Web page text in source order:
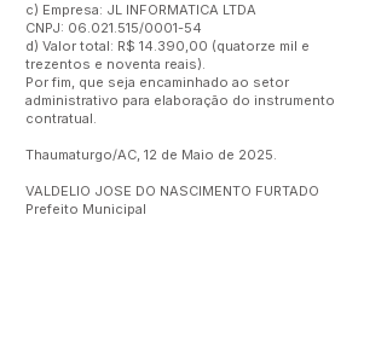
c) Empresa: JL INFORMATICA LTDA
CNPJ: 06.021.515/0001-54
d) Valor total: R$ 14.390,00 (quatorze mil e
trezentos e noventa reais).
Por fim, que seja encaminhado ao setor
administrativo para elaboração do instrumento
contratual.
Thaumaturgo/AC, 12 de Maio de 2025.
VALDELIO JOSE DO NASCIMENTO FURTADO
Prefeito Municipal